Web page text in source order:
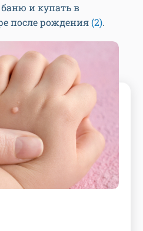
и купать в
после рождения (2).